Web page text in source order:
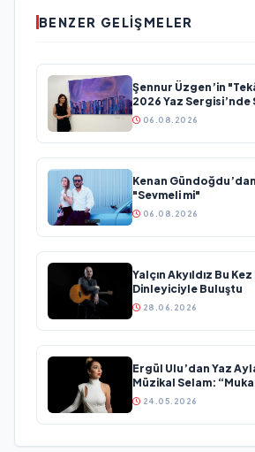
BENZER GELIŞMELER
Şennur Üzgen’in
2026 Yaz
Buluşuyor
06.08.2026
Kenan
"Sevmeli mi"
06.08.2026
Yalçın Akyıldız Bu
Dinleyiciyle Buluştu
28.06.2026
Ergül Ulu’dan Yaz
Müzikal Selam:
24.05.2026